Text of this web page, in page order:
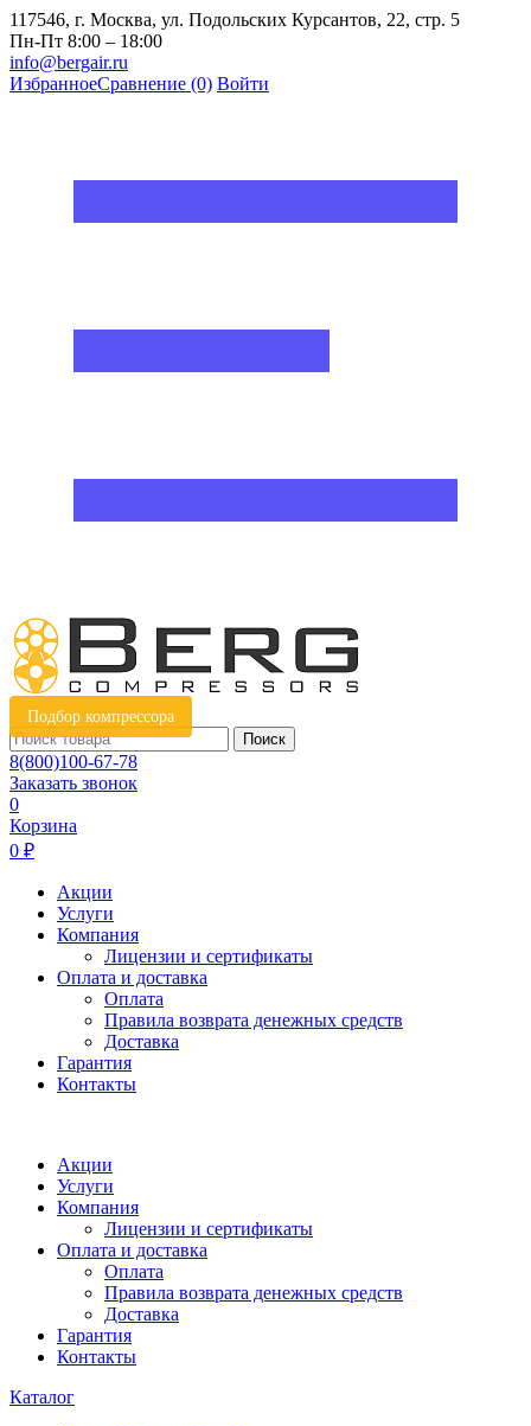
117546, г. Москва, ул. Подольских Курсантов, 22, стр. 5
Пн-Пт 8:00 – 18:00
info@bergair.ru
ИзбранноеСравнение (0) Войти
Подбор компрессора
Поиск
8(800)100-67-78
Заказать звонок
0
Корзина
0 ₽
Акции
Услуги
Компания
Лицензии и сертификаты
Оплата и доставка
Оплата
Правила возврата денежных средств
Доставка
Гарантия
Контакты
Акции
Услуги
Компания
Лицензии и сертификаты
Оплата и доставка
Оплата
Правила возврата денежных средств
Доставка
Гарантия
Контакты
Каталог